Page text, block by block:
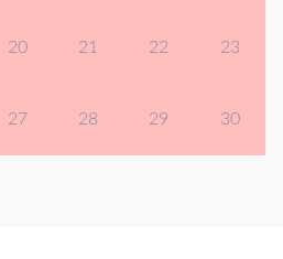
20 21 22 23
27 28 29 30